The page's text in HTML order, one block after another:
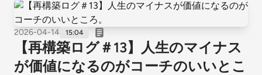
2026-04-14 15:04
【再構築ログ＃13】人生のマイナス
が価値になるのがコーチのいいとこ